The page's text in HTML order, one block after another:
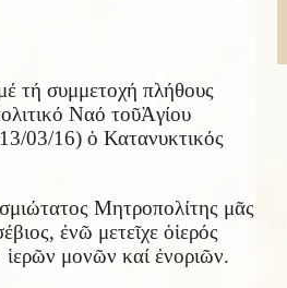
τή συμμετοχή πλήθους
Ναό τοῦἉγίου
03/16) ὁ Κατανυκτικός
Μητροπολίτης μᾶς
ἐνῶ μετεῖχε ὁἱερός
ἱερῶν μονῶν καί ἐνοριῶν.